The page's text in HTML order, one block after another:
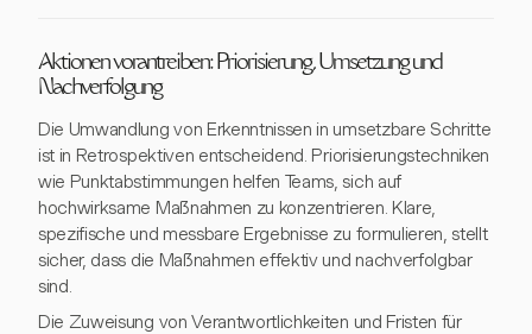
Aktionen vorantreiben: Priorisierung, Umsetzung und
Nachverfolgung
Die Umwandlung von Erkenntnissen in umsetzbare Schritte
ist in Retrospektiven entscheidend. Priorisierungstechniken
wie Punktabstimmungen helfen Teams, sich auf
hochwirksame Maßnahmen zu konzentrieren. Klare,
spezifische und messbare Ergebnisse zu formulieren, stellt
sicher, dass die Maßnahmen effektiv und nachverfolgbar
sind.
Die Zuweisung von Verantwortlichkeiten und Fristen für